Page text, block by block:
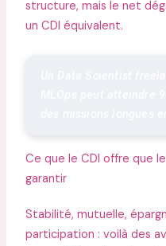
structure, mais le net
un CDI équivalent.
Ce que le CDI offre que
garantir
Stabilité, mutuelle,
participation : voilà des